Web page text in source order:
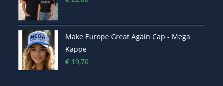
Make Europe Great Again Cap - Mega
Kappe
€ 19,70